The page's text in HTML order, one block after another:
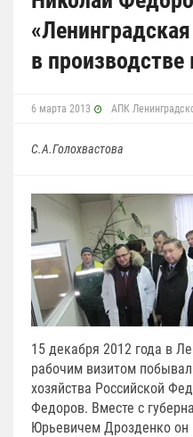
в производстве
6 марта 2013 АПК
С.А.Голохвастова
15 декабря 2012 года в
рабочим визитом
хозяйства Российской
Федоров. Вместе с
Юрьевичем Дрозденко он